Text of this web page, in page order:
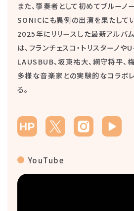
また、箏奏者として初めてブルーノ
SONICにも異例の出演を果たしてい
2025年にリリースした最新アルバ
は、フランチェスコ・トリスターノ
LAUSBUB、坂東祐大、網守将平、
多様な音楽家との実験的なコラボ
る。
YouTube